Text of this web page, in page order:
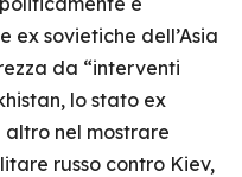
ex sovietiche dell’Asia
da “interventi
lo stato ex
nel mostrare
russo contro Kiev,